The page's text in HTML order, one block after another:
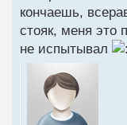
кончаешь,
стояк, меня это
не испытывал